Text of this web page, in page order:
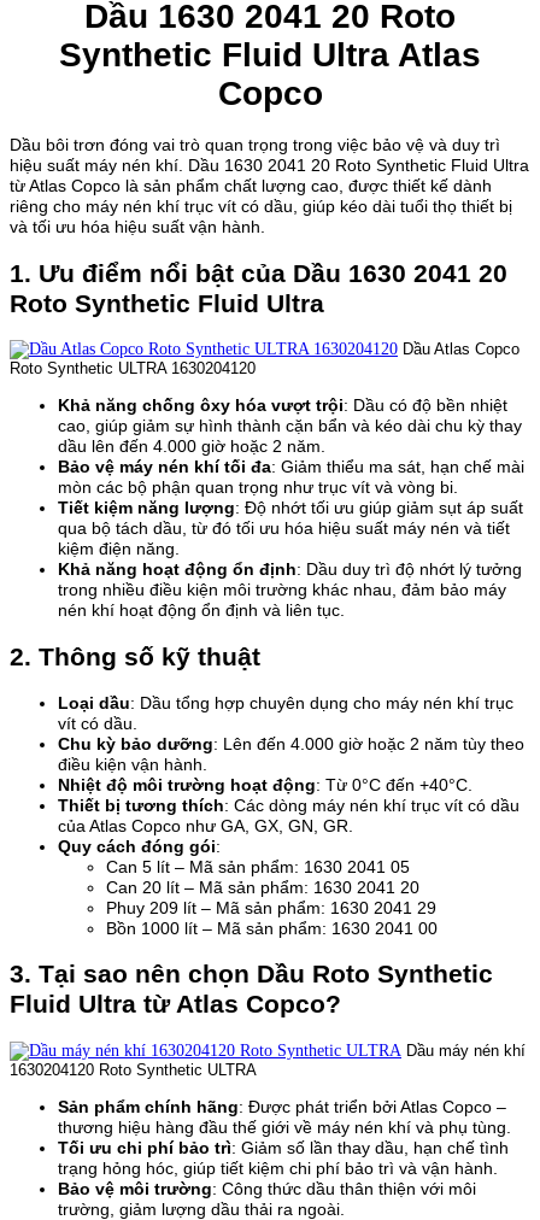
Dầu 1630 2041 20 Roto
Synthetic Fluid Ultra Atlas
Copco
Dầu bôi trơn đóng vai trò quan trọng trong việc bảo vệ và duy trì
hiệu suất máy nén khí. Dầu 1630 2041 20 Roto Synthetic Fluid Ultra
từ Atlas Copco là sản phẩm chất lượng cao, được thiết kế dành
riêng cho máy nén khí trục vít có dầu, giúp kéo dài tuổi thọ thiết bị
và tối ưu hóa hiệu suất vận hành.
1. Ưu điểm nổi bật của Dầu 1630 2041 20
Roto Synthetic Fluid Ultra
Dầu Atlas Copco
Roto Synthetic ULTRA 1630204120
Khả năng chống ôxy hóa vượt trội: Dầu có độ bền nhiệt
cao, giúp giảm sự hình thành cặn bẩn và kéo dài chu kỳ thay
dầu lên đến 4.000 giờ hoặc 2 năm.
Bảo vệ máy nén khí tối đa: Giảm thiểu ma sát, hạn chế mài
mòn các bộ phận quan trọng như trục vít và vòng bi.
Tiết kiệm năng lượng: Độ nhớt tối ưu giúp giảm sụt áp suất
qua bộ tách dầu, từ đó tối ưu hóa hiệu suất máy nén và tiết
kiệm điện năng.
Khả năng hoạt động ổn định: Dầu duy trì độ nhớt lý tưởng
trong nhiều điều kiện môi trường khác nhau, đảm bảo máy
nén khí hoạt động ổn định và liên tục.
2. Thông số kỹ thuật
Loại dầu: Dầu tổng hợp chuyên dụng cho máy nén khí trục
vít có dầu.
Chu kỳ bảo dưỡng: Lên đến 4.000 giờ hoặc 2 năm tùy theo
điều kiện vận hành.
Nhiệt độ môi trường hoạt động: Từ 0°C đến +40°C.
Thiết bị tương thích: Các dòng máy nén khí trục vít có dầu
của Atlas Copco như GA, GX, GN, GR.
Quy cách đóng gói:
Can 5 lít – Mã sản phẩm: 1630 2041 05
Can 20 lít – Mã sản phẩm: 1630 2041 20
Phuy 209 lít – Mã sản phẩm: 1630 2041 29
Bồn 1000 lít – Mã sản phẩm: 1630 2041 00
3. Tại sao nên chọn Dầu Roto Synthetic
Fluid Ultra từ Atlas Copco?
Dầu máy nén khí
1630204120 Roto Synthetic ULTRA
Sản phẩm chính hãng: Được phát triển bởi Atlas Copco –
thương hiệu hàng đầu thế giới về máy nén khí và phụ tùng.
Tối ưu chi phí bảo trì: Giảm số lần thay dầu, hạn chế tình
trạng hỏng hóc, giúp tiết kiệm chi phí bảo trì và vận hành.
Bảo vệ môi trường: Công thức dầu thân thiện với môi
trường, giảm lượng dầu thải ra ngoài.